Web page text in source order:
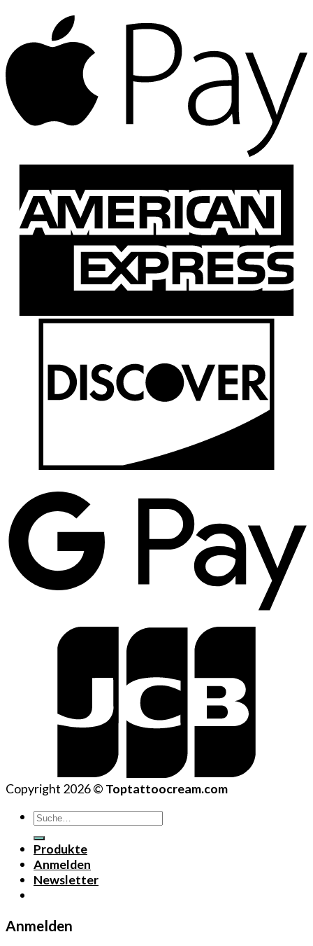
Copyright 2026 © Toptattoocream.com
Suche
Produkte
Anmelden
Newsletter
Anmelden